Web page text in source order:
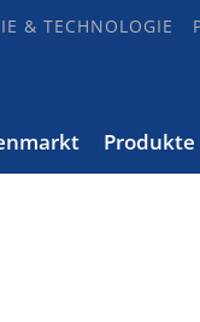
& TECHNOLOGIE
Produkte